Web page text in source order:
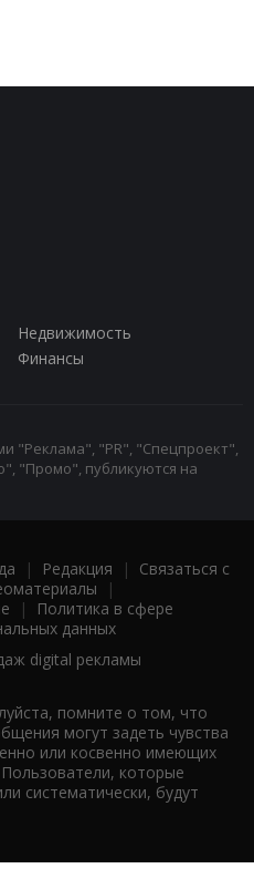
Недвижимость
Финансы
"Реклама", "PR", "Спецпроект",
"Промо", публикуются на
| Редакция | Связаться с
|
|
Политика в сфере
данных
digital рекламы
помните о том, что
могут задеть чувства
или косвенно имеющих
которые
систематически, будут